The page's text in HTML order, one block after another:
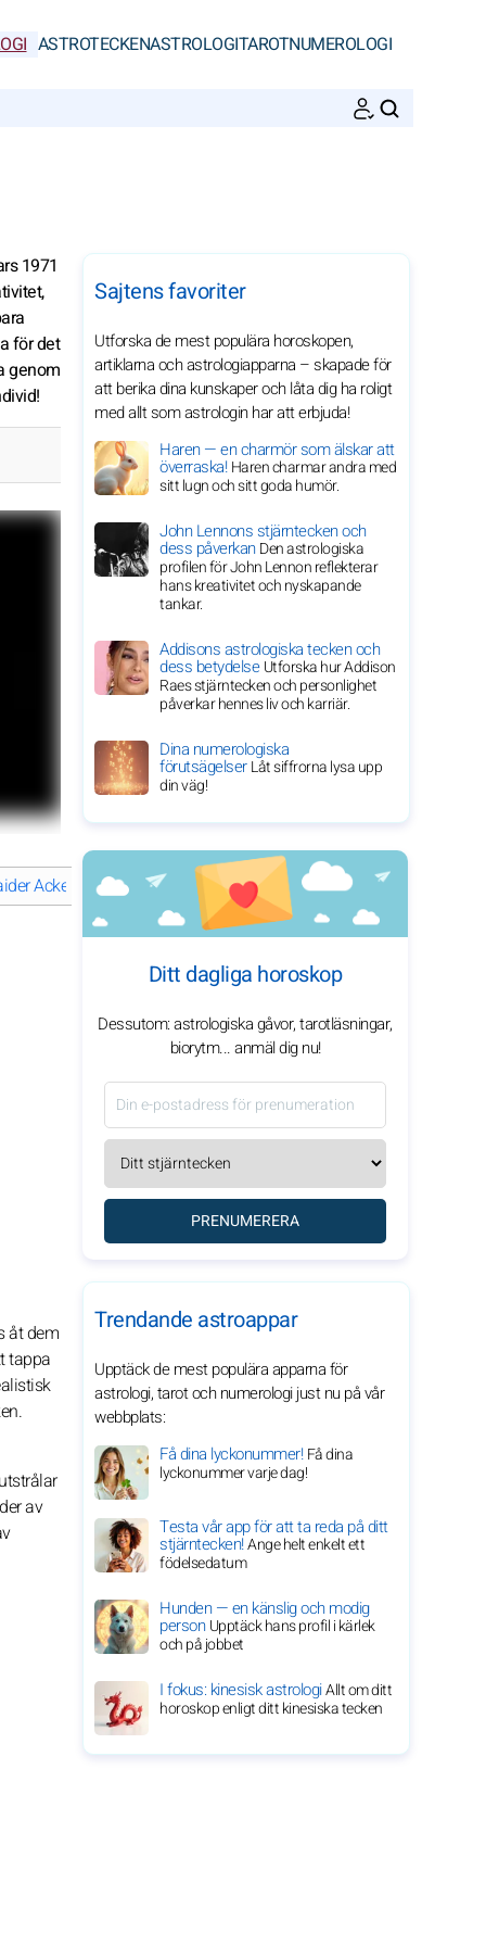
ASTROTECKENASTROLOGITAROTNUMEROLOGI
1971
för det
genom
Ackermann till en modeikon? Haider Ackermann: en resa av
åt dem
tappa
av
Sajtens favoriter
Utforska de mest populära horoskopen,
artiklarna och astrologiapparna – skapade för
att berika dina kunskaper och låta dig ha roligt
med allt som astrologin har att erbjuda!
Haren — en charmör som älskar att
överraska!Haren charmar andra med
sitt lugn och sitt goda humör.
John Lennons stjärntecken och
dess påverkanDen astrologiska
profilen för John Lennon reflekterar
hans kreativitet och nyskapande
tankar.
Addisons astrologiska tecken och
dess betydelseUtforska hur Addison
Raes stjärntecken och personlighet
påverkar hennes liv och karriär.
Dina numerologiska
förutsägelserLåt siffrorna lysa upp
din väg!
Ditt dagliga horoskop
Dessutom: astrologiska gåvor, tarotläsningar,
biorytm... anmäl dig nu!
PRENUMERERA
Trendande astroappar
Upptäck de mest populära apparna för
astrologi, tarot och numerologi just nu på vår
webbplats:
Få dina lyckonummer!Få dina
lyckonummer varje dag!
Testa vår app för att ta reda på ditt
stjärntecken!Ange helt enkelt ett
födelsedatum
Hunden — en känslig och modig
personUpptäck hans profil i kärlek
och på jobbet
I fokus: kinesisk astrologiAllt om ditt
horoskop enligt ditt kinesiska tecken